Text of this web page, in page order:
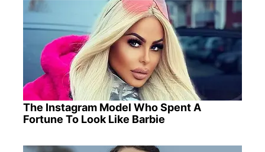
The Instagram Model Who Spent A
Fortune To Look Like Barbie